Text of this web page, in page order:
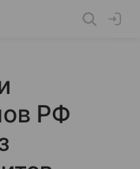
РФ